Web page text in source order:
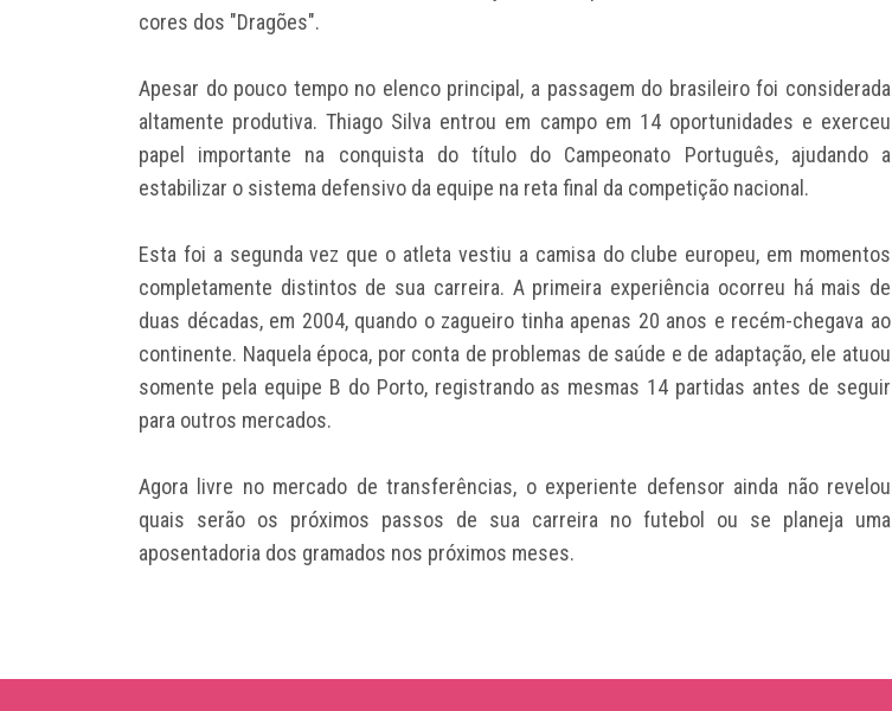
cores dos "Dragões".
Apesar do pouco tempo no elenco principal, a passagem do brasileiro foi considerada
altamente produtiva. Thiago Silva entrou em campo em 14 oportunidades e exerceu
papel importante na conquista do título do Campeonato Português, ajudando a
estabilizar o sistema defensivo da equipe na reta final da competição nacional.
Esta foi a segunda vez que o atleta vestiu a camisa do clube europeu, em momentos
completamente distintos de sua carreira. A primeira experiência ocorreu há mais de
duas décadas, em 2004, quando o zagueiro tinha apenas 20 anos e recém-chegava ao
continente. Naquela época, por conta de problemas de saúde e de adaptação, ele atuou
somente pela equipe B do Porto, registrando as mesmas 14 partidas antes de seguir
para outros mercados.
Agora livre no mercado de transferências, o experiente defensor ainda não revelou
quais serão os próximos passos de sua carreira no futebol ou se planeja uma
aposentadoria dos gramados nos próximos meses.